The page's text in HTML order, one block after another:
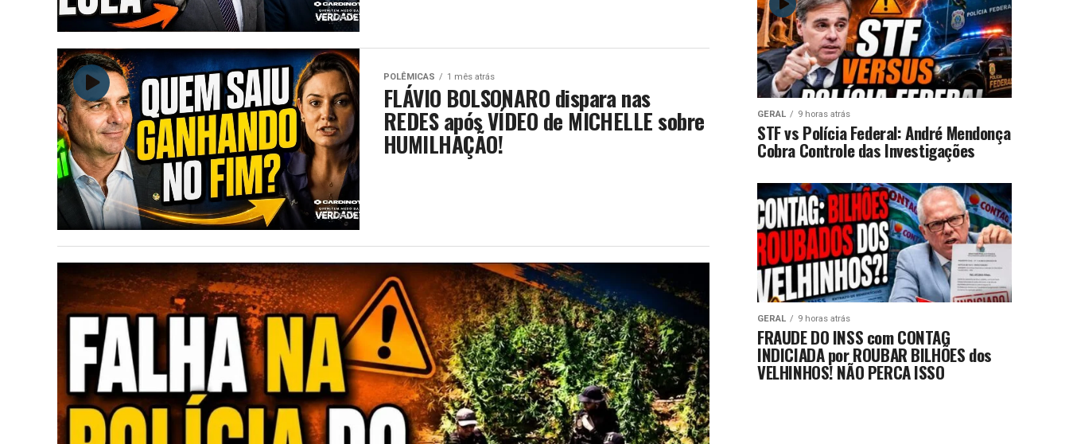
POLÊMICAS 1 mês atrás
FLÁVIO BOLSONARO dispara nas
REDES após VÍDEO de MICHELLE sobre
HUMILHAÇÃO!
GERAL 9 horas atrás
STF vs Polícia Federal: André Mendonça
Cobra Controle das Investigações
GERAL 9 horas atrás
FRAUDE DO INSS com CONTAG
INDICIADA por ROUBAR BILHÕES dos
VELHINHOS! NÃO PERCA ISSO